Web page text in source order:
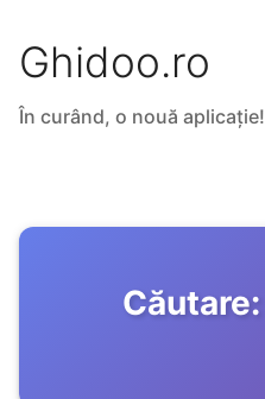
Ghidoo.ro
În curând, o nouă aplicație!
Căutare: